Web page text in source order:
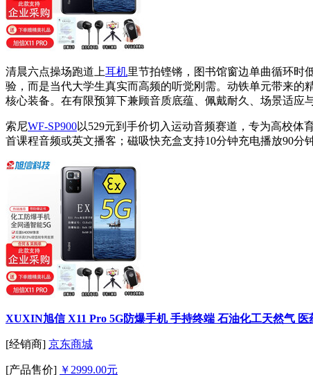
清晨六点操场跑道上耳机里节拍铿锵，图书馆窗边单曲循环
验，而是当代大学生真实而高频的听觉刚需。动铁单元带来
核心装备。在有限预算下兼顾音质底蕴、佩戴耐久、场景适应
索尼WF-SP900以529元到手价切入运动音频赛道，专为高校
首课程音频或英文播客；磁吸快充盒支持10分钟充电播放90
XUXIN旭信 X11 Pro 5G防爆手机 手持终端 石油化工天然气 医
[经销商] 京东商城
[产品售价] ￥2999.00元